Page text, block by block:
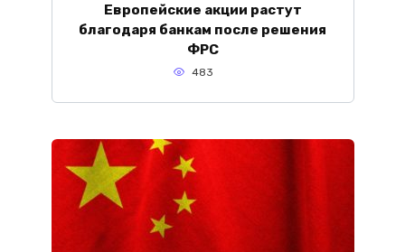
Европейские акции растут
благодаря банкам после решения
ФРС
483